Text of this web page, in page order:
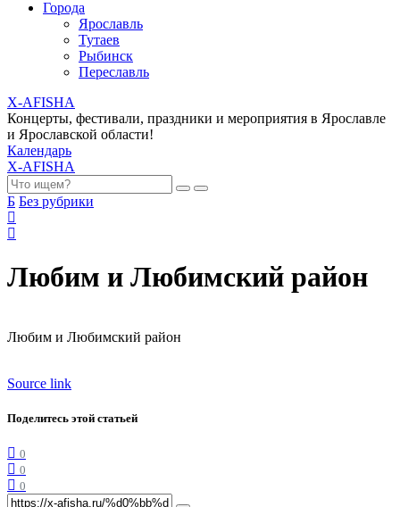
Города
Ярославль
Тутаев
Рыбинск
Переславль
X-AFISHA
Концерты, фестивали, праздники и мероприятия в Ярославле
и Ярославской области!
Календарь
X-AFISHA
Б Без рубрики
Любим и Любимский район
Любим и Любимский район
Source link
Поделитесь этой статьей
0
0
0